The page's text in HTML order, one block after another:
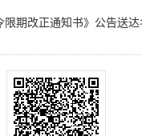
限期改正通知书》公告送